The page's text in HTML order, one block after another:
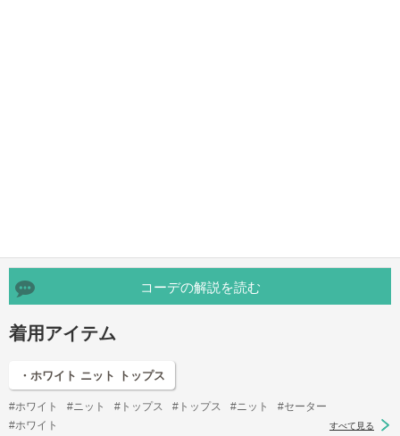
コーデの解説を読む
着用アイテム
・ホワイト ニット トップス
#ホワイト #ニット #トップス #トップス #ニット
#セーター
#ホワイト
すべて見る